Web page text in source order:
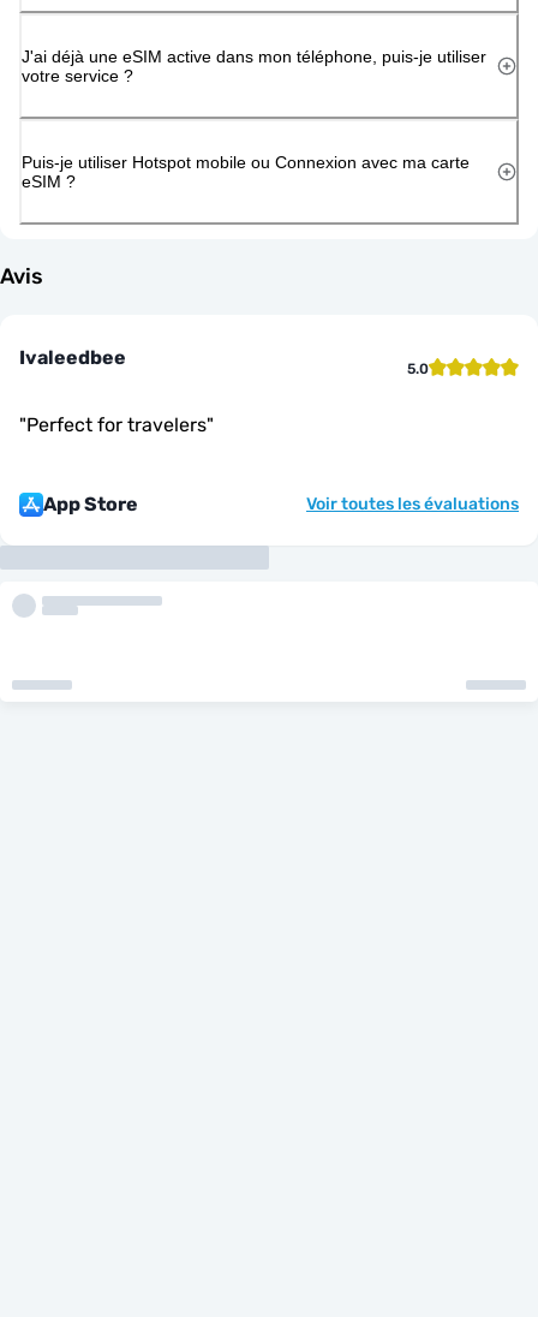
J'ai déjà une eSIM active dans mon téléphone, puis-je utiliser
votre service ?
Puis-je utiliser Hotspot mobile ou Connexion avec ma carte
eSIM ?
Avis
Ivaleedbee 5.0
"Perfect for travelers"
App Store Voir toutes les évaluations